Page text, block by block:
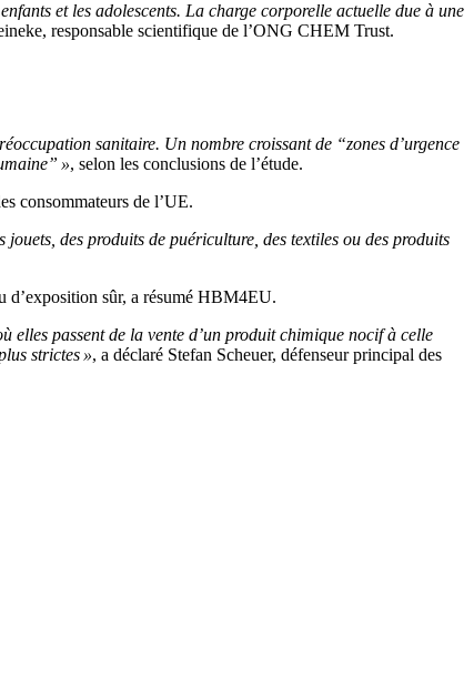
et les adolescents. La charge corporelle actuelle due à une
responsable scientifique de l’ONG CHEM Trust.
sanitaire. Un nombre croissant de “zones d’urgence
», selon les conclusions de l’étude.
consommateurs de l’UE.
des produits de puériculture, des textiles ou des produits
d’exposition sûr, a résumé HBM4EU.
elles passent de la vente d’un produit chimique nocif à celle
strictes », a déclaré Stefan Scheuer, défenseur principal des